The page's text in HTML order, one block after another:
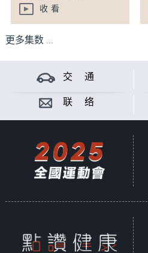
收看
更多集数 ...
交 通
联 络